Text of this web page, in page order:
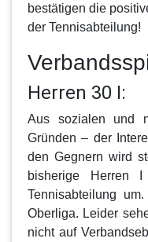
bestätigen die
der Tennisabteilung!
Herren 30 I:
Aus sozialen und
Gründen – der
den Gegnern wird
bisherige Herren
Tennisabteilung
Oberliga. Leider
nicht auf